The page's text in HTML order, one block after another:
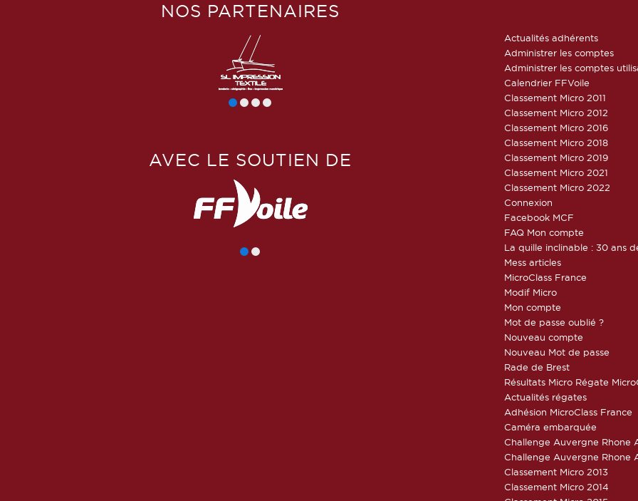
NOS PARTENAIRES
AVEC LE SOUTIEN DE
Actualités adhérents
Administrer les comptes
Administrer les comptes
Calendrier FFVoile
Classement Micro 2011
Classement Micro 2012
Classement Micro 2016
Classement Micro 2018
Classement Micro 2019
Classement Micro 2021
Classement Micro 2022
Connexion
Facebook MCF
FAQ Mon compte
La quille inclinable : 30 ans
Mess articles
MicroClass France
Modif Micro
Mon compte
Mot de passe oublié ?
Nouveau compte
Nouveau Mot de passe
Rade de Brest
Résultats Micro Régate
Actualités régates
Adhésion MicroClass France
Caméra embarquée
Challenge Auvergne Rhone
Challenge Auvergne Rhone
Classement Micro 2013
Classement Micro 2014